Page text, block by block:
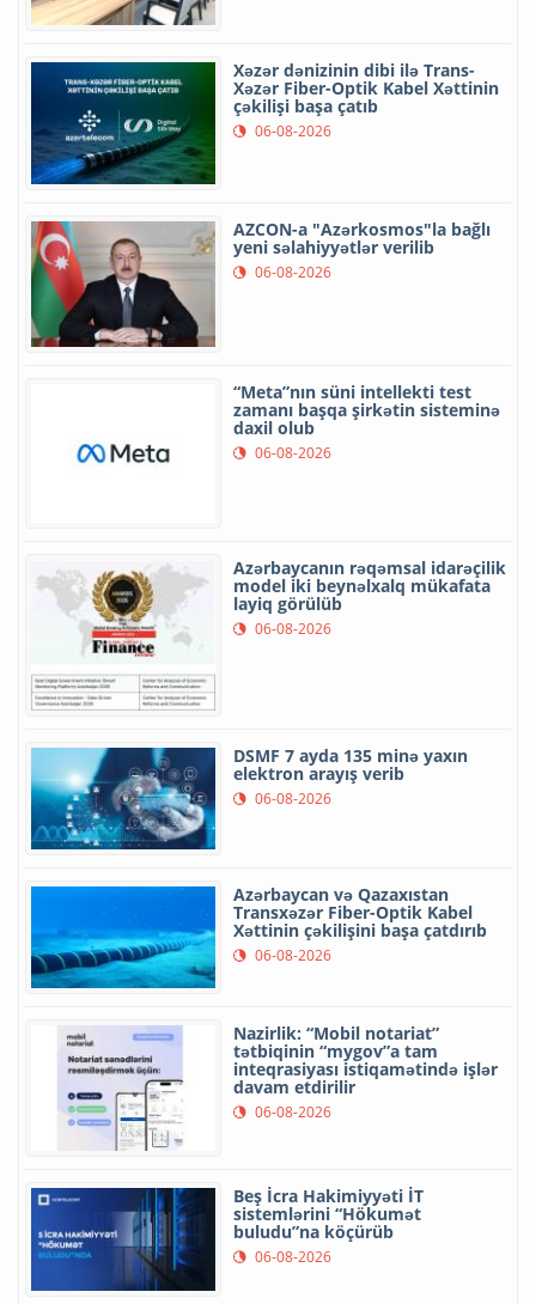
Xəzər dənizinin dibi ilə Trans-
Xəzər Fiber-Optik Kabel Xəttinin
çəkilişi başa çatıb
06-08-2026
AZCON-a "Azərkosmos"la bağlı
yeni səlahiyyətlər verilib
06-08-2026
“Meta”nın süni intellekti test
zamanı başqa şirkətin sisteminə
daxil olub
06-08-2026
Azərbaycanın rəqəmsal idarəçilik
model iki beynəlxalq mükafata
layiq görülüb
06-08-2026
DSMF 7 ayda 135 minə yaxın
elektron arayış verib
06-08-2026
Azərbaycan və Qazaxıstan
Transxəzər Fiber-Optik Kabel
Xəttinin çəkilişini başa çatdırıb
06-08-2026
Nazirlik: “Mobil notariat”
tətbiqinin “mygov”a tam
inteqrasiyası istiqamətində işlər
davam etdirilir
06-08-2026
Beş İcra Hakimiyyəti İT
sistemlərini “Hökumət
buludu”na köçürüb
06-08-2026